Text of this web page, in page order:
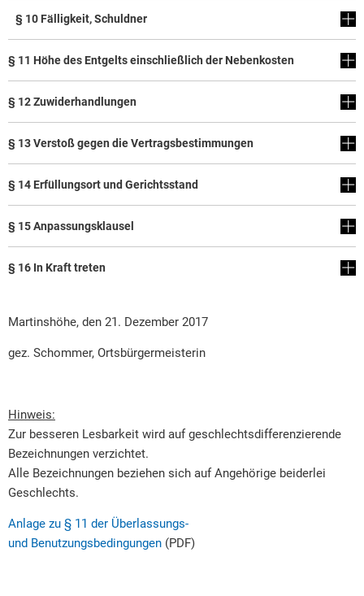
§ 10 Fälligkeit, Schuldner
§ 11 Höhe des Entgelts einschließlich der Nebenkosten
§ 12 Zuwiderhandlungen
§ 13 Verstoß gegen die Vertragsbestimmungen
§ 14 Erfüllungsort und Gerichtsstand
§ 15 Anpassungsklausel
§ 16 In Kraft treten
Martinshöhe, den 21. Dezember 2017
gez. Schommer, Ortsbürgermeisterin
Hinweis:
Zur besseren Lesbarkeit wird auf geschlechtsdifferenzierende
Bezeichnungen verzichtet.
Alle Bezeichnungen beziehen sich auf Angehörige beiderlei
Geschlechts.
Anlage zu § 11 der Überlassungs-
und Benutzungsbedingungen (PDF)